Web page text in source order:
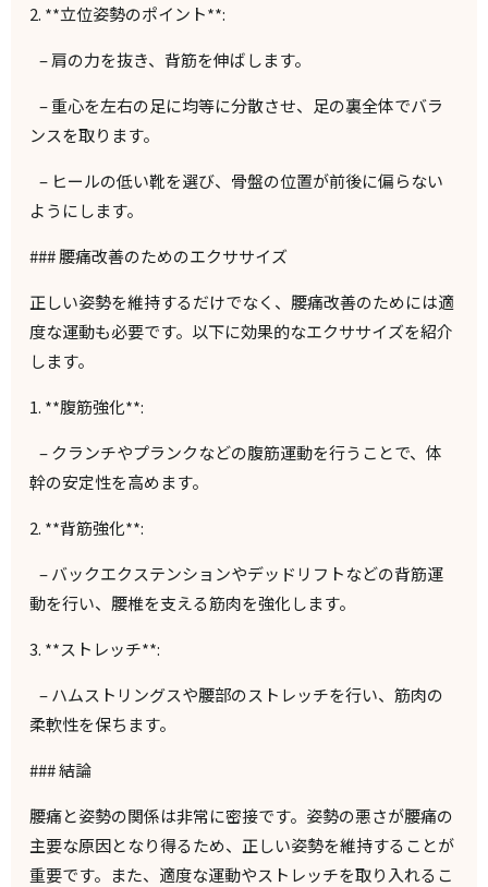
2. **立位姿勢のポイント**:
–肩の力を抜き、背筋を伸ばします。
–重心を左右の足に均等に分散させ、足の裏全体でバラ
ンスを取ります。
– ヒールの低い靴を選び、骨盤の位置が前後に偏らない
ようにします。
###腰痛改善のためのエクササイズ
正しい姿勢を維持するだけでなく、腰痛改善のためには適
度な運動も必要です。以下に効果的なエクササイズを紹介
します。
1. **腹筋強化**:
– クランチやプランクなどの腹筋運動を行うことで、体
幹の安定性を高めます。
2. **背筋強化**:
–バックエクステンションやデッドリフトなどの背筋運
動を行い、腰椎を支える筋肉を強化します。
3. **ストレッチ**:
–ハムストリングスや腰部のストレッチを行い、筋肉の
柔軟性を保ちます。
###結論
腰痛と姿勢の関係は非常に密接です。姿勢の悪さが腰痛の
主要な原因となり得るため、正しい姿勢を維持することが
重要です。また、適度な運動やストレッチを取り入れるこ